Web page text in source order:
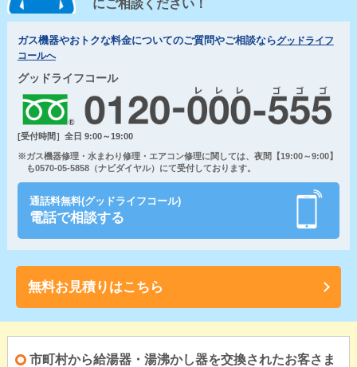
にご相談ください！
ガス機器やおトクな料金についてのご質問やご相談ならグッドライフ
コールへ
グッドライフコール
[受付時間］全日 9:00～19:00
※ガス機器修理・水まわり修理・エアコン修理に関しては、夜間【19:00～9:00】
も0570-05-5858（ナビダイヤル）にて受付しております。
通話料無料(グッドライフコール)
電話で相談する
無料お見積りはこちら
市町村から給湯器・湯沸かし器を交換されたお客さま